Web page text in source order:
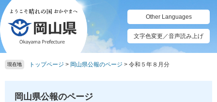
ペ
ー
ジ
の
先
頭
メ
ニ
ュ
ー
を
飛
Other Languages
文字色変更／音声読み上げ
現在地 トップページ > 岡山県公報のページ > 令和５年８月分
岡山県公報のページ